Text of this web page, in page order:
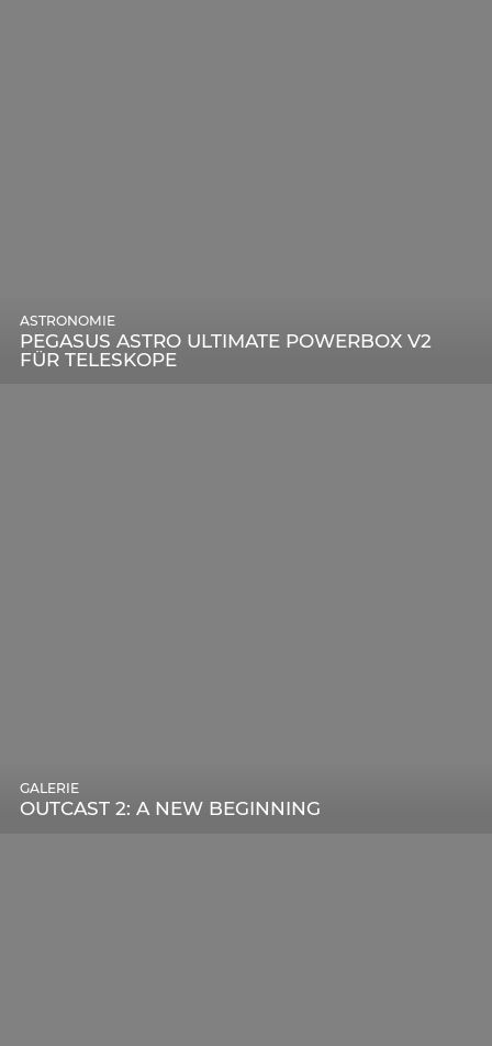
PEGASUS ASTRO ULTIMATE POWERBOX V2
FÜR TELESKOPE
ASTRONOMIE
OUTCAST 2: A NEW BEGINNING
GALERIE